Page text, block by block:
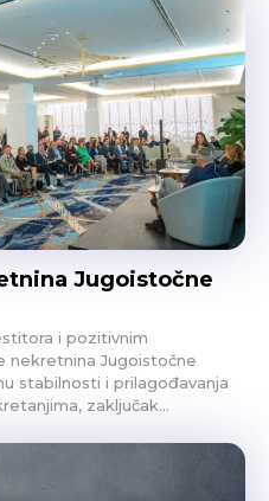
Jugoistočne
i pozitivnim
nekretnina Jugoistočne
stabilnosti i prilagođavanja
zaključak...